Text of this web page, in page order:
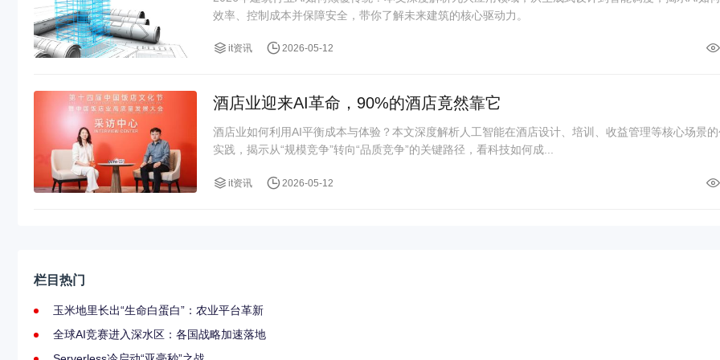
效率、控制成本并保障安全，带你了解未来建筑的核心驱动力。
it资讯 2026-05-12
酒店业迎来AI革命，90%的酒店竟然靠它
酒店业如何利用AI平衡成本与体验？本文深度解析人工智能在酒店设计、培训、收益管理等核心场景
实践，揭示从“规模竞争”转向“品质竞争”的关键路径，看科技如何成...
it资讯 2026-05-12
栏目热门
玉米地里长出“生命白蛋白”：农业平台革新
全球AI竞赛进入深水区：各国战略加速落地